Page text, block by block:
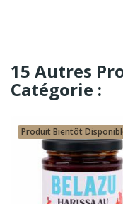
15 Autres
Catégorie :
Produit Bientôt